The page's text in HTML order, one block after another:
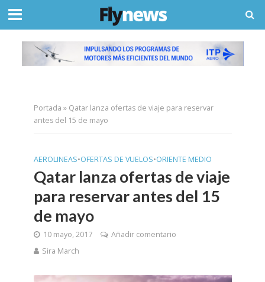
Portada » Qatar lanza ofertas de viaje para reservar
antes del 15 de mayo
AEROLINEAS•OFERTAS DE VUELOS•ORIENTE MEDIO
Qatar lanza ofertas de viaje
para reservar antes del 15
de mayo
10 mayo, 2017
Añadir comentario
Sira March